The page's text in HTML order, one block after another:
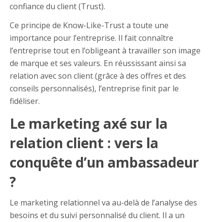
confiance du client (Trust).
Ce principe de Know-Like-Trust a toute une
importance pour l’entreprise. Il fait connaître
l’entreprise tout en l’obligeant à travailler son image
de marque et ses valeurs. En réussissant ainsi sa
relation avec son client (grâce à des offres et des
conseils personnalisés), l’entreprise finit par le
fidéliser.
Le marketing axé sur la
relation client : vers la
conquête d’un ambassadeur
?
Le marketing relationnel va au-delà de l’analyse des
besoins et du suivi personnalisé du client. Il a un